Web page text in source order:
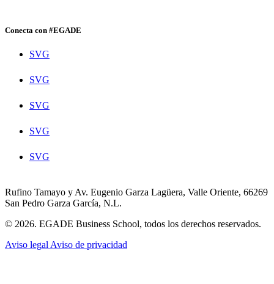
Conecta con #EGADE
SVG
SVG
SVG
SVG
SVG
Rufino Tamayo y Av. Eugenio Garza Lagüera, Valle Oriente, 66269
San Pedro Garza García, N.L.
© 2026. EGADE Business School, todos los derechos reservados.
Aviso legal Aviso de privacidad